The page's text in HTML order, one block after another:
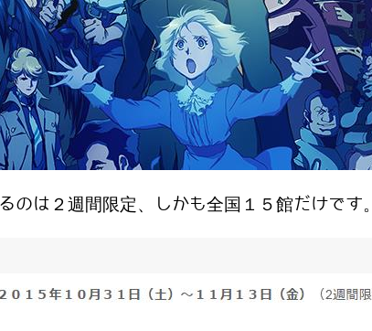
のは２週間限定、しかも全国１５館だけです。